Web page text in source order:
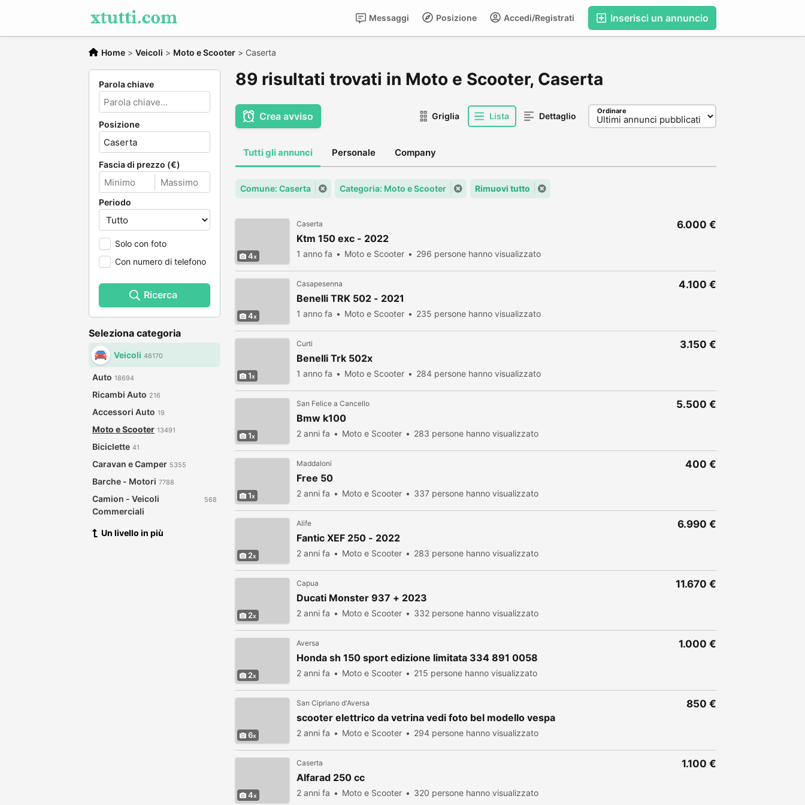
Inserisci un annuncio
Accedi/Registrati
Posizione
Messaggi
Home > Veicoli > Moto e Scooter > Caserta
Parola chiave
Posizione
Fascia di prezzo (€)
Periodo
Solo con foto
Con numero di telefono
Ricerca
Seleziona categoria
Veicoli 46170
Auto 18694
Ricambi Auto 216
Accessori Auto 19
Moto e Scooter 13491
Biciclette 41
Caravan e Camper 5355
Barche - Motori 7788
Camion - Veicoli
Commerciali
568
Un livello in più
89 risultati trovati in Moto e Scooter, Caserta
Crea avviso Griglia Lista Dettaglio Ordinare
Tutti gli annunci Personale Company
Comune: Caserta Categoria: Moto e Scooter Rimuovi tutto
4
Caserta
Ktm 150 exc - 2022
1 anno fa Moto e Scooter 296 persone hanno visualizzato
6.000 €
4
Casapesenna
Benelli TRK 502 - 2021
1 anno fa Moto e Scooter 235 persone hanno visualizzato
4.100 €
1
Curti
Benelli Trk 502x
1 anno fa Moto e Scooter 284 persone hanno visualizzato
3.150 €
1
San Felice a Cancello
Bmw k100
2 anni fa Moto e Scooter 283 persone hanno visualizzato
5.500 €
1
Maddaloni
Free 50
2 anni fa Moto e Scooter 337 persone hanno visualizzato
400 €
2
Alife
Fantic XEF 250 - 2022
2 anni fa Moto e Scooter 283 persone hanno visualizzato
6.990 €
2
Capua
Ducati Monster 937 + 2023
2 anni fa Moto e Scooter 332 persone hanno visualizzato
11.670 €
2
Aversa
Honda sh 150 sport edizione limitata 334 891 0058
2 anni fa Moto e Scooter 215 persone hanno visualizzato
1.000 €
6
San Cipriano d'Aversa
scooter elettrico da vetrina vedi foto bel modello vespa
2 anni fa Moto e Scooter 294 persone hanno visualizzato
850 €
4
Caserta
Alfarad 250 cc
2 anni fa Moto e Scooter 320 persone hanno visualizzato
1.100 €